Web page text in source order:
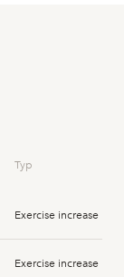
Typ
Exercise increase
Exercise increase